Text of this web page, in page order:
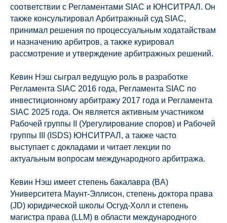
соответствии с Регламентами SIAC и ЮНСИТРАЛ. Он
также консультировал Арбитражный суд SIAC,
принимал решения по процессуальным ходатайствам
и назначению арбитров, а также курировал
рассмотрение и утверждение арбитражных решений.
Кевин Нэш сыграл ведущую роль в разработке
Регламента SIAC 2016 года, Регламента SIAC по
инвестиционному арбитражу 2017 года и Регламента
SIAC 2025 года. Он является активным участником
Рабочей группы II (Урегулирование споров) и Рабочей
группы III (ISDS) ЮНСИТРАЛ, а также часто
выступает с докладами и читает лекции по
актуальным вопросам международного арбитража.
Кевин Нэш имеет степень бакалавра (BA)
Университета Маунт-Эллисон, степень доктора права
(JD) юридической школы Осгуд-Холл и степень
магистра права (LLM) в области международного